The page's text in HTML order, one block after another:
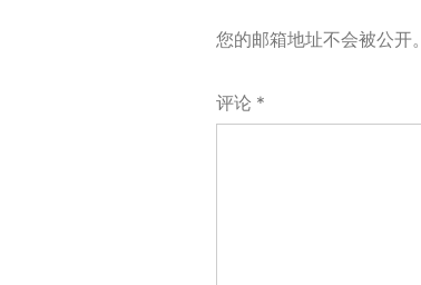
您的邮箱地址不会被公开。
评论 *